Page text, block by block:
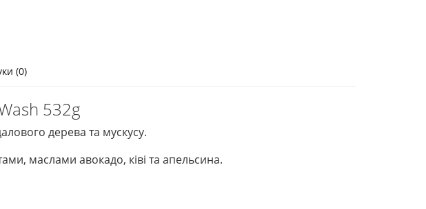
(0)
532g
дерева та мускусу.
маслами авокадо, ківі та апельсина.